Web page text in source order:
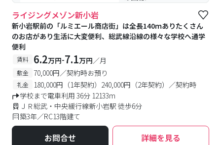
#食事付き #女性専用フロアあり
ライジングメゾン新小岩
新小岩駅前の「ルミエール商店街」は全長140ｍありたくさん
のお店があり生活に大変便利、総武線沿線の様々な学校へ通学
便利
賃料 6.2万円-7.1万円／月
敷金 70,000円／契約時お預り
礼金
180,000円（1年契約）240,000円（2年契約）／契約時
学校まで電車利用 36分 12133m
ＪＲ総武・中央緩行線新小岩駅 徒歩6分
築3年／RC13階建て
お問合せ 詳細を見る